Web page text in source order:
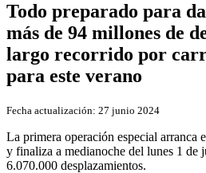
Todo preparado para
más de 94 millones de
largo recorrido por
para este verano
Fecha actualización: 27 junio 2024
La primera operación especial arranca
y finaliza a medianoche del lunes 1 de
6.070.000 desplazamientos.